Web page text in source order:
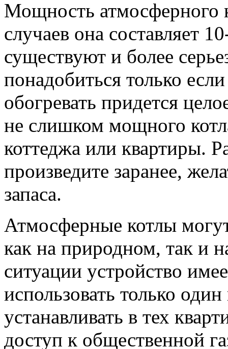
Мощность атмосферного
случаев она составляет
существуют и более
понадобиться только
обогревать придется
не слишком мощного
коттеджа или квартиры.
произведите заранее,
запаса.
Атмосферные котлы
как на природном, так и
ситуации устройство
использовать только
устанавливать в тех
доступ к общественной